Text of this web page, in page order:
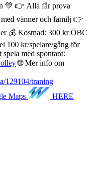
💛 👉 Alla får prova
vänner och familj 👉
💰 Kostnad: 300 kr ÖBC
100 kr/spelare/gång för
med spontant:
🌐 Mer info om
129104/traning
Maps
HERE